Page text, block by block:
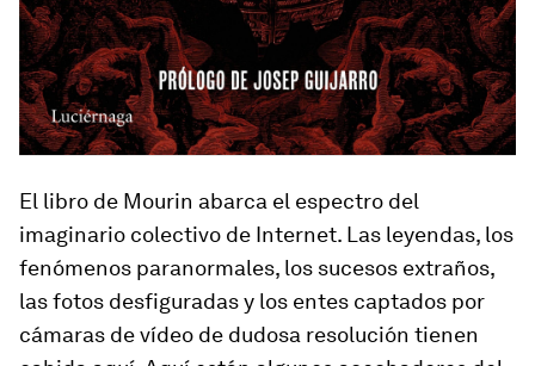
El libro de Mourin abarca el espectro del
imaginario colectivo de Internet. Las leyendas, los
fenómenos paranormales, los sucesos extraños,
las fotos desfiguradas y los entes captados por
cámaras de vídeo de dudosa resolución tienen